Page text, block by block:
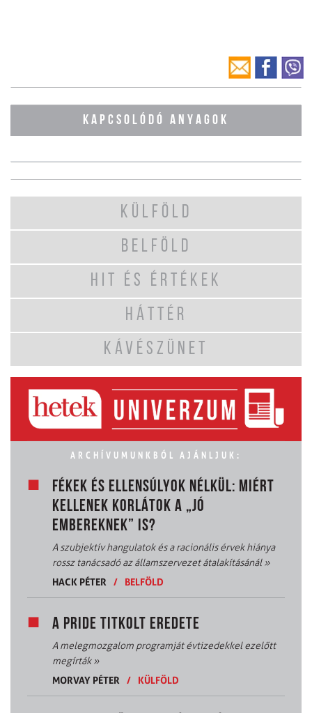
KAPCSOLÓDÓ ANYAGOK
KÜLFÖLD
BELFÖLD
HIT ÉS ÉRTÉKEK
HÁTTÉR
KÁVÉSZÜNET
ARCHÍVUMUNKBÓL AJÁNLJUK:
FÉKEK ÉS ELLENSÚLYOK NÉLKÜL: MIÉRT
KELLENEK KORLÁTOK A „JÓ
EMBEREKNEK” IS?
A szubjektív hangulatok és a racionális érvek hiánya
rossz tanácsadó az államszervezet átalakításánál»
HACK PÉTER
/ BELFÖLD
A PRIDE TITKOLT EREDETE
A melegmozgalom programját évtizedekkel ezelőtt
megírták»
MORVAY PÉTER
/ KÜLFÖLD